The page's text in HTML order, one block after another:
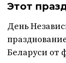
Этот
День
Беларуси от